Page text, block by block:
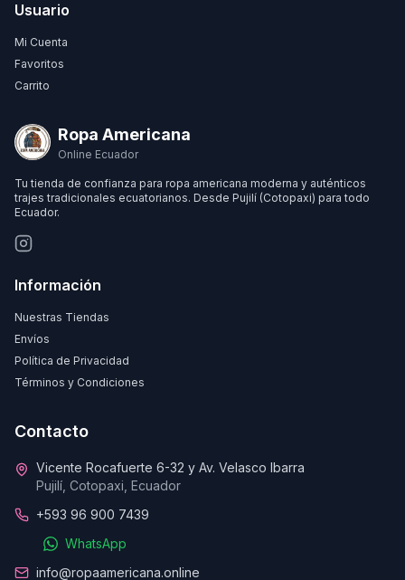
Usuario
Mi Cuenta
Favoritos
Carrito
Ropa Americana
Online Ecuador
Tu tienda de confianza para ropa americana moderna y auténticos
trajes tradicionales ecuatorianos. Desde Pujilí (Cotopaxi) para todo
Ecuador.
Información
Nuestras Tiendas
Envíos
Política de Privacidad
Términos y Condiciones
Contacto
Vicente Rocafuerte 6-32 y Av. Velasco Ibarra
Pujilí, Cotopaxi, Ecuador
+593 96 900 7439
WhatsApp
info@ropaamericana.online